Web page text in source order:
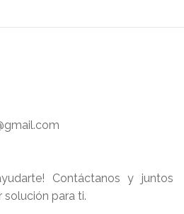
Contáctanos y juntos
para ti.